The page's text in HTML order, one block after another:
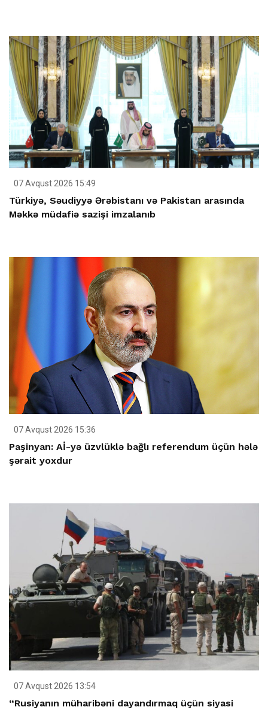
07 Avqust 2026 15:49
Türkiyə, Səudiyyə Ərəbistanı və Pakistan arasında
Məkkə müdafiə sazişi imzalanıb
07 Avqust 2026 15:36
Paşinyan: Aİ-yə üzvlüklə bağlı referendum üçün hələ
şərait yoxdur
07 Avqust 2026 13:54
“Rusiyanın müharibəni dayandırmaq üçün siyasi